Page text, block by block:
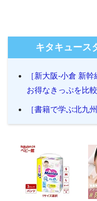
キタキュー
［新大阪-小倉 新
お得なきっぷを比較
［書籍で学ぶ北九